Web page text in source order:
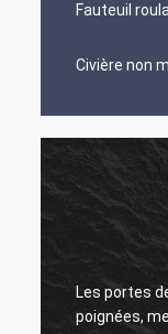
Fauteuil
Civière non
Les portes
poignées,